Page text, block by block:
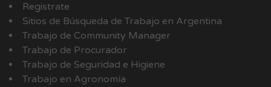
Registrate
Sitios de Búsqueda de Trabajo en Argentina
Trabajo de Community Manager
Trabajo de Procurador
Trabajo de Seguridad e Higiene
Trabajo en Agronomía